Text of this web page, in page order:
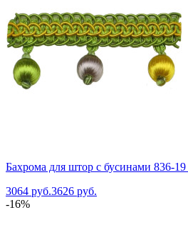
Бахрома для штор с бусинами 836-
3064 руб.3626 руб.
-16%